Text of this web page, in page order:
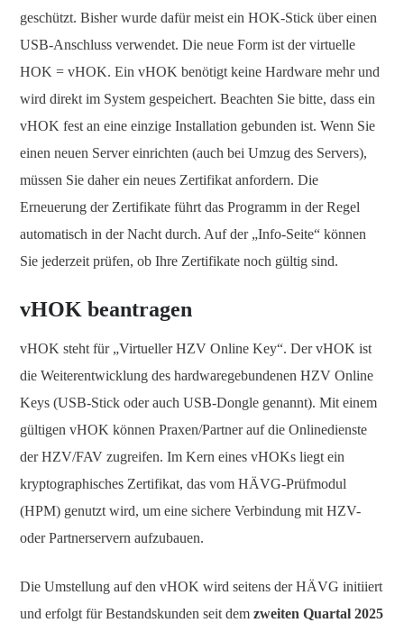
geschützt. Bisher wurde dafür meist ein HOK-Stick über einen
USB-Anschluss verwendet. Die neue Form ist der virtuelle
HOK = vHOK. Ein vHOK benötigt keine Hardware mehr und
wird direkt im System gespeichert. Beachten Sie bitte, dass ein
vHOK fest an eine einzige Installation gebunden ist. Wenn Sie
einen neuen Server einrichten (auch bei Umzug des Servers),
müssen Sie daher ein neues Zertifikat anfordern. Die
Erneuerung der Zertifikate führt das Programm in der Regel
automatisch in der Nacht durch. Auf der „Info-Seite“ können
Sie jederzeit prüfen, ob Ihre Zertifikate noch gültig sind.
vHOK beantragen
vHOK steht für „Virtueller HZV Online Key“. Der vHOK ist
die Weiterentwicklung des hardwaregebundenen HZV Online
Keys (USB-Stick oder auch USB-Dongle genannt). Mit einem
gültigen vHOK können Praxen/Partner auf die Onlinedienste
der HZV/FAV zugreifen. Im Kern eines vHOKs liegt ein
kryptographisches Zertifikat, das vom HÄVG-Prüfmodul
(HPM) genutzt wird, um eine sichere Verbindung mit HZV-
oder Partnerservern aufzubauen.
Die Umstellung auf den vHOK wird seitens der HÄVG initiiert
und erfolgt für Bestandskunden seit dem zweiten Quartal 2025